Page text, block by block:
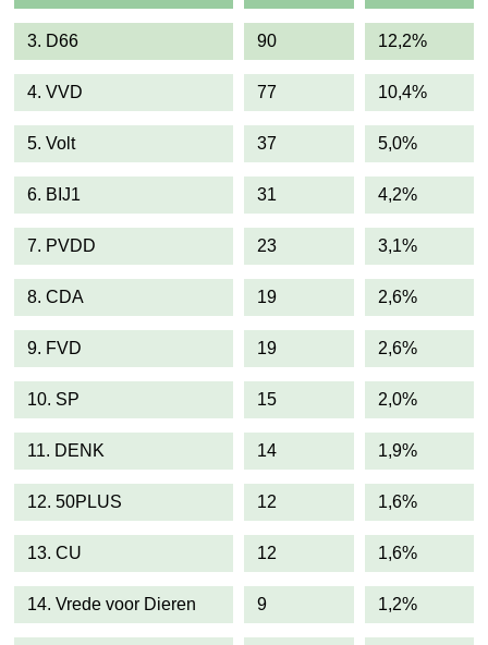
3. D66 90 12,2%
4. VVD 77 10,4%
5. Volt 37 5,0%
6. BIJ1 31 4,2%
7. PVDD 23 3,1%
8. CDA 19 2,6%
9. FVD 19 2,6%
10. SP 15 2,0%
11. DENK 14 1,9%
12. 50PLUS 12 1,6%
13. CU 12 1,6%
14. Vrede voor Dieren 9 1,2%